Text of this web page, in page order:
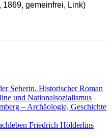
gemeinfrei, Link)
Seherin. Historischer Roman
und Nationalsozialismus
– Archäologie, Geschichte
Friedrich Hölderlins